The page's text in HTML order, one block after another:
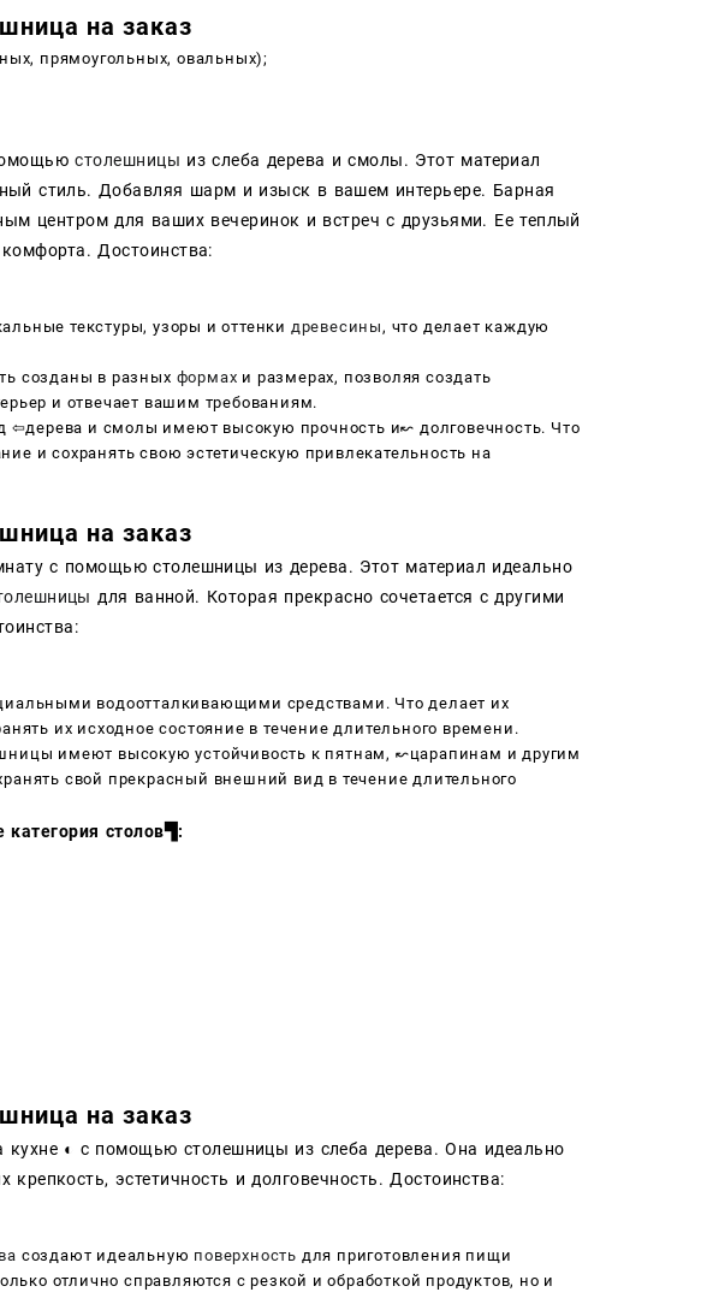
на заказ
прямоугольных, овальных);
столешницы из слеба дерева и смолы. Этот материал
стиль. Добавляя шарм и изыск в вашем интерьере. Барная
центром для ваших вечеринок и встреч с друзьями. Ее теплый
Достоинства:
текстуры, узоры и оттенки древесины , что делает каждую
созданы в разных формах и размерах, позволяя создать
и отвечает вашим требованиям.
⇦дерева и смолы имеют высокую прочность и↜ долговечность. Что
и сохранять свою эстетическую привлекательность на
на заказ
с помощью столешницы из дерева. Этот материал идеально
для ванной. Которая прекрасно сочетается с другими
водоотталкивающими средствами. Что делает их
их исходное состояние в течение длительного времени.
имеют высокую устойчивость к пятнам, ↜царапинам и другим
свой прекрасный внешний вид в течение длительного
категория столов▜:
на заказ
кухне ◐ с помощью столешницы из слеба дерева. Она идеально
эстетичность и долговечность. Достоинства:
создают идеальную поверхность для приготовления пищи
отлично справляются с резкой и обработкой продуктов, но и